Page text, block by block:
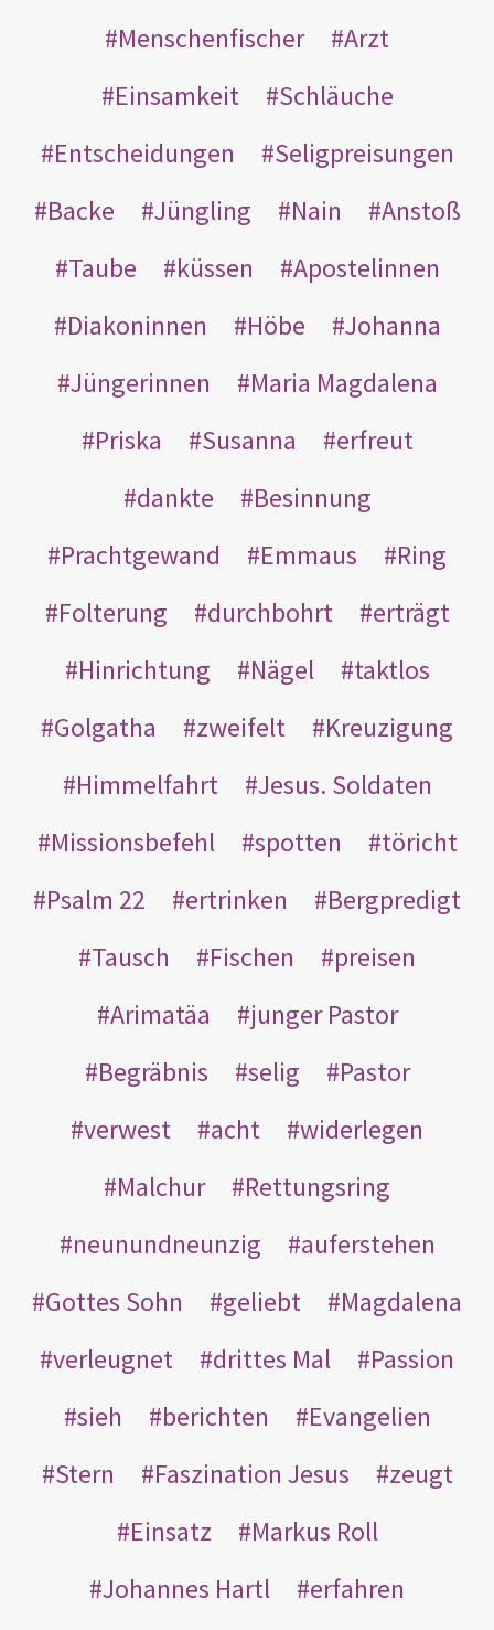
Menschenfischer
Arzt
Einsamkeit
Schläuche
Entscheidungen
Seligpreisungen
Backe
Jüngling Nain
Anstoß
Taube
küssen
Apostelinnen
Diakoninnen
Höbe
Johanna
Jüngerinnen
Maria Magdalena
Priska
Susanna
erfreut
dankte
Besinnung
Prachtgewand
Emmaus
Ring
Folterung
durchbohrt
erträgt
Hinrichtung
Nägel
taktlos
Golgatha
zweifelt
Kreuzigung
Himmelfahrt
Jesus. Soldaten
Missionsbefehl
spotten
töricht
Psalm 22
ertrinken
Bergpredigt
Tausch
Fischen
preisen
Arimatäa
junger Pastor
Begräbnis
selig
Pastor
verwest
acht
widerlegen
Malchur
Rettungsring
neunundneunzig
auferstehen
Gottes Sohn
geliebt
Magdalena
verleugnet
drittes Mal
Passion
sieh
berichten
Evangelien
Stern
Faszination Jesus
zeugt
Einsatz
Markus Roll
Johannes Hartl
erfahren